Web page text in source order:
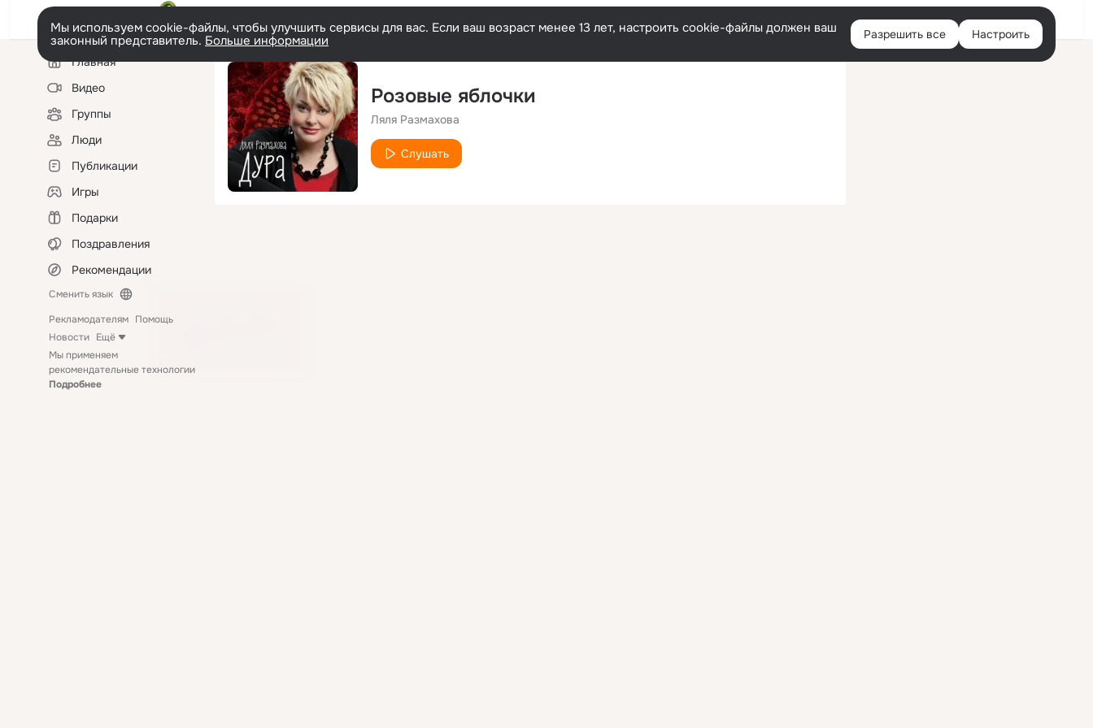
Войти
Мы используем cookie-файлы, чтобы улучшить сервисы для вас. Если ваш возраст менее 13 лет, настроить cookie-файлы должен ваш
законный представитель. Больше информации Разрешить все Настроить
Левая
колонкаГлавная
Видео
Группы
Люди
Публикации
Игры
Подарки
Поздравления
Рекомендации
Сменить язык
Рекламодателям Помощь
Новости Ещё
Мы применяем
рекомендательные технологии
Подробнее
Розовые яблочки
Ляля Размахова
Слушать